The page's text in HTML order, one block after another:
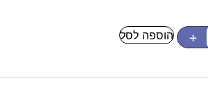
+ הוספה לסל